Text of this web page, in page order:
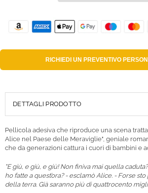
RICHIEDI UN PREVENTIVO
DETTAGLI PRODOTTO
Pellicola adesiva che riproduce una scena
Alice nel Paese delle Meraviglie", geniale
che da generazioni cattura i cuori di bambini e
"E giù, e giù, e giù! Non finiva mai quella
ho fatte a quest’ora? - esclamò Alice. - Forse
della terra. Già saranno più di quattrocento